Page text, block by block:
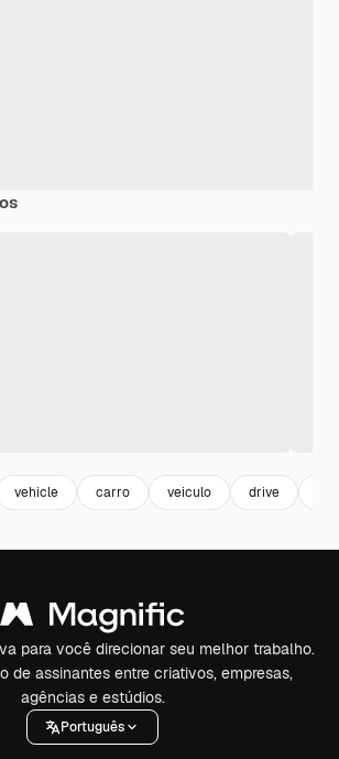
vehicle carro veiculo drive
para você direcionar seu melhor trabalho.
de assinantes entre criativos, empresas,
agências e estúdios.
Português